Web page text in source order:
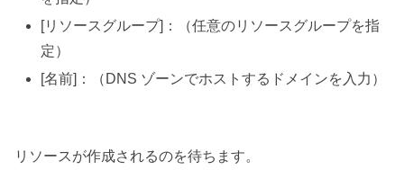
[リソースグループ]：（任意のリソースグループを指
定）
[名前]：（DNS ゾーンでホストするドメインを入力）
リソースが作成されるのを待ちます。